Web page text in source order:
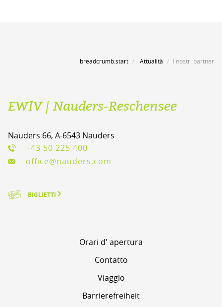
breadcrumb.start Attualità I nostri partner
EWIV | Nauders-Reschensee
Nauders 66, A-6543 Nauders
+43 50 225 400
office@nauders.com
BIGLIETTI
Orari d' apertura
Contatto
Viaggio
Barrierefreiheit